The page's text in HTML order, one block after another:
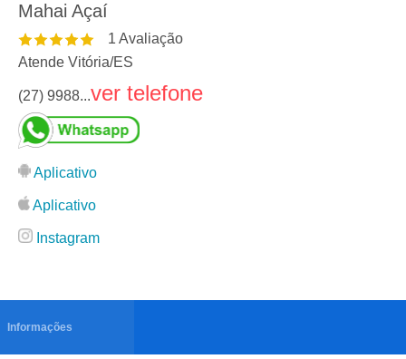
Mahai Açaí
1 Avaliação
Atende Vitória/ES
(27) 9988...ver telefone
Aplicativo
Aplicativo
Instagram
Informações